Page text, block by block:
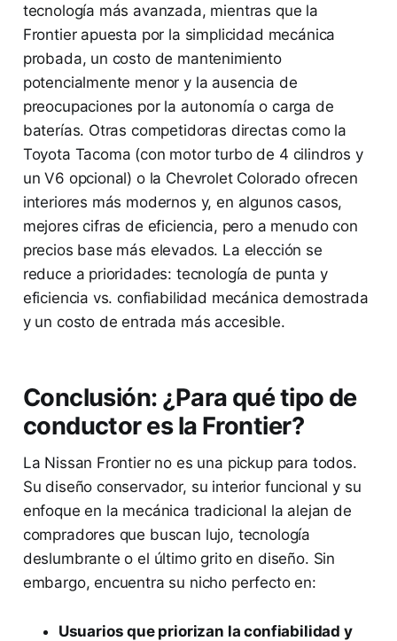
tecnología más avanzada, mientras que la
Frontier apuesta por la simplicidad mecánica
probada, un costo de mantenimiento
potencialmente menor y la ausencia de
preocupaciones por la autonomía o carga de
baterías. Otras competidoras directas como la
Toyota Tacoma (con motor turbo de 4 cilindros y
un V6 opcional) o la Chevrolet Colorado ofrecen
interiores más modernos y, en algunos casos,
mejores cifras de eficiencia, pero a menudo con
precios base más elevados. La elección se
reduce a prioridades: tecnología de punta y
eficiencia vs. confiabilidad mecánica demostrada
y un costo de entrada más accesible.
Conclusión: ¿Para qué tipo de
conductor es la Frontier?
La Nissan Frontier no es una pickup para todos.
Su diseño conservador, su interior funcional y su
enfoque en la mecánica tradicional la alejan de
compradores que buscan lujo, tecnología
deslumbrante o el último grito en diseño. Sin
embargo, encuentra su nicho perfecto en:
Usuarios que priorizan la confiabilidad y